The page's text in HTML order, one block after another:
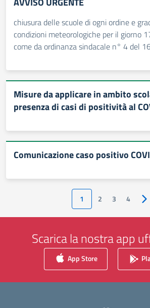
chiusura delle scuole di ogni ordine e
condizioni meteorologiche per il giorno
come da ordinanza sindacale n° 4 del
Misure da applicare in ambito
presenza di casi di positività al
Comunicazione caso positivo
1 2 3 4
Scarica la nostra app
App Store